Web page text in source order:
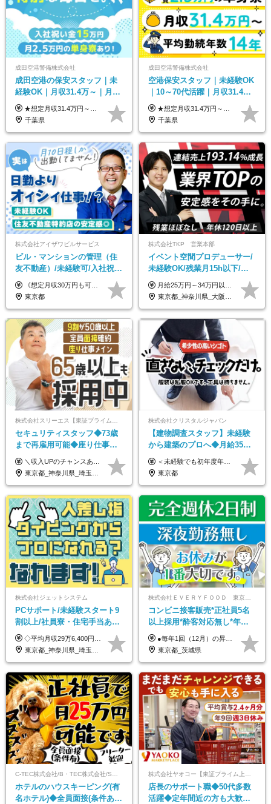
成田空港警備株式会社
成田空港の保安スタッフ｜未
経験OK｜月収31.4万～｜月
2.5万の単身寮｜住宅手当&家
族手当｜入社祝い金15万
★想定月収31.4万円～＋賞与年2回（59万円以上） ★入社お祝い金15万円支給 ★水道+光熱費無料の家賃がリーズナブルな社員寮(単身寮)あり！ ★住宅手当&家族手当あり 月給24万5000円以上(基本給21万1000円＋業務別手当35,000円)＋賞与年2回（賞与支給額：59万円以上を想定）＋残業代全額 ※みなし残業なし！残業代は全額支給します。 ※資格手当・深夜手当など、様々な手当をご用意しています。 ※入社お祝い金は１か月経過後、3ヶ月経過後、6ヶ月経過後に各5万円ずつ給与に加算して支給いたします。 ※指定の検定資格をお持ちの方には別途手当を支給します。入社後に取得した場合は給与に加算し支給します。 ・施設警備 1級7,000円 2級4,000円 ・交通誘導 1級7,000円 2級4,000円 ・雑踏警備 1級7,000円 2級4,000円 など
千葉県
成田空港警備株式会社
空港保安スタッフ｜未経験OK
｜10～70代活躍｜月収31.4万
&賞与年2回｜家族・住宅手当
｜光熱費0円の単身寮
★想定月収31.4万円～＋賞与年2回（59万円以上） ★入社お祝い金15万円支給 ★水道+光熱費無料の家賃がリーズナブルな社員寮(単身寮)あり！ 月給24万5000円以上(基本給21万1000円＋業務別手当35,000円)＋賞与年2回（賞与支給額：59万円以上を想定）＋残業代全額 ※みなし残業なし！残業代は全額支給します。 ※資格手当・深夜手当など、様々な手当をご用意しています。 ※入社お祝い金は１か月経過後、3ヶ月経過後、6ヶ月経過後に各5万円ずつ給与に加算して支給いたします。 ※指定の検定資格をお持ちの方には別途手当を支給します。入社後に取得した場合は給与に加算し支給します。 ・施設警備 1級7,000円 2級4,000円 ・交通誘導 1級7,000円 2級4,000円 ・雑踏警備 1級7,000円 2級4,000円 など
千葉県
株式会社アイザワビルサービス
ビル・マンションの管理（住
友不動産）/未経験可/入社祝い
金10万円/月収30万円可/40～
50代活躍/S102
《想定月収30万円も可能！/想定年収380万円》 ■月給24万5000円以上＋賞与年2回(2カ月/2025年実績)＋時間外手当＋資格手当＋役職手当＋交通費 ………… ≪昇給、賞与、および各種諸手当について≫ ◇入社お祝い金（10万円 ※3カ月精勤後支給） ◇昇給/年1回 ◇賞与/年2回(2カ月/2025年実績) ◇時間外手当 ◇資格手当 └・ビル設備管理技能士1級（1万円/月） ・ビル設備管理技能士2級（5000円/月） ・建築物環境衛生管理技術者（1万円/月） ・防火管理技能者（3000円/月） ・消防設備士乙4類（3000円/月） 他 ◇役職手当 └・班長/サブリーダー/リーダー（5000円～2万円/月） ◇物件手当（最大2万円 ※物件により異なる） ◇退職金あり ※経験・年齢・能力を考慮した上、当社規定により優遇いたします。 ※3カ月の試用期間あり。その間の給与や福利厚生に差異はありません。 《モデル年収》 ・入社1年/35歳：年収380万円 ・入社3年/38歳：年収400万円
東京都
株式会社TKP 営業本部
イベント空間プロデューサー/
未経験OK/残業月15h以下/豊
富な福利厚生/全国募集/平均有
給取得日数14.9日
月給25万円～34万円以上＋各種手当＋残業代＋賞与年2回（昨年度2～4ヶ月分） 初年度想定年収：350万円～ ＜クラス・経験別の月給目安＞ ■メンバークラス：月給25万円以上 ■店長やSVなどのマネジメント経験者：月給30万円～スタート可 ■リーダークラス：月給34万円以上 ※月給は配属エリア・経験・能力を考慮して決定します（前職の経験・収入をお聞かせください）。 ※上記にはみなし残業手当20～30時間分（メンバー：3万1134円以上、経験5年以上：5万2448円以上、リーダー：5万9441円以上）を含みます。 ※超過分は別途支給いたします。
東京都_神奈川県_大阪府_愛知県_北海道_宮城県_静岡県_京都府_広島県_福岡県
株式会社スリーエス【東証プライム上場グループ】
セキュリティスタッフ◆73歳
まで再雇用可能◆座り仕事中
心◆東証プライム上場G◆応
募者全員面接◆賞与年2回
＼収入UPのチャンスあり◎昇給も可能です！／ ◆正社員 月給(地域による）＋グレード手当、深夜手当、残業代（全額支給）等の各種手当＋賞与年2回 ＜東京都／神奈川県（横浜市）＞ 月給21万4000円～27万円 ＜埼玉県／千葉県＞ 月給19万90000円～25万1000円 ＜栃木県／茨城県／山梨県＞ 月給18万4000円～23万6000円 【試用期間】 正社員：3ヵ月 アルバイト：なし ※試用期間と本採用後の給与・待遇に差異はありません ※グレード手当、深夜手当の詳細額は面接にてご案内させていただきます ※正社員は60歳定年のため、60代の方は嘱託社員での採用です。給与条件は嘱託給与となり、退職金と賞与がありません ＼正社員は「グレード認定制」という評価あり！制度勤続年数等に応じて入社時から手当を支給／ ◆グレードI：＋2000円（入社時～） ◆グレードII：＋5000円（在籍1年以上＆当社基準に当てはまる方） ◆グレードIII：＋1万円（社内試験の合格者） ◆アルバイト・パート 東京都:時給1226円 神奈川県:時給1225円 千葉県：時給1140円 埼玉県:時給1141円 栃木県:1068円 茨城県:1074円 山梨県:1052円
東京都_神奈川県_埼玉県_千葉県_茨城県_栃木県_山梨県
株式会社クリスタルジャパン
【建物調査スタッフ】未経験
から建築のプロへ◆月給35万
円～＋賞与年2回◆官公庁・
UR直取引◆残業月10h
＜未経験でも初年度年収490万円～＞ ◆月給35万円～65万円＋賞与年2回（7月・12月） 【なぜ未経験に35万円を払えるのか】 UR都市機構様・日本郵政様・官公庁との直取引で中間マージンがなく、修繕・緊急対応だけで年4,000～5,000件。仕事が途切れない基盤があるため、調査を担う人材に相応の給与を支払えます。 【昇給について】 年齢や社歴ではなく、成長と貢献に応じて昇給する仕組みです。1回の昇給で年収100万円UPした社員もいます。 ※経験・スキルに応じて加給・優遇いたします ※試用期間3ヶ月（その間の給与・待遇に差異はありません） ※上記月給には、固定残業代（月45時間分／8.8万円～16.5万円）を含みます。超過分は別途全額支給します ※実際の残業は月平均10時間程度です。固定残業代は残業の有無にかかわらず全額支給します 【固定残業代について】 固定残業45時間分（88,000円～165,000円）を含む ※超過分は別途全額支給
東京都
株式会社ジェットシステム
PCサポート/未経験スタート9
割以上/社員寮・住宅手当あり/
正社員デビューOK/20代～30
代活躍中/全国募集
◇平均月収29万6,400円(各種手当含む) ◇住宅手当⇒最大家賃の半額支給 ◇賞与年2回支給 ■月給22万5,000円以上＋地域手当＋時間外手当＋住宅手当＋家族手当 ※経験やスキルに応じて給与を決定します ※試用期間2ヶ月あり（期間内は時給1,060円以上となります） └地域により上がる可能性があり／例：東京都時給1,370円 └その他待遇に差異なし ＜モデル月収例＞ 1年目：296,400円 3年目：320,000円 【固定残業代について】 なし（残業代は、実際の労働時間に応じて別途全額支給）
東京都_神奈川県_埼玉県_千葉県_大阪府_愛知県_北海道_青森県_岩手県_宮城県_秋田県_山形県_福島県_茨城県_群馬県_新潟県_山梨県_長野県_富山県_石川県_静岡県_岐阜県_三重県_兵庫県_京都府_滋賀県_奈良県_和歌山県_広島県_岡山県_鳥取県_島根県_山口県_徳島県_香川県_愛媛県_高知県_福岡県_熊本県_佐賀県_長崎県_大分県_宮崎県_沖縄県
コンビニ接客販売*正社員5名
以上採用*酔客対応無し*年休
120日～*創業59年の安定基盤*
コンビニ経験者優遇
●毎年1回（12月）の昇給で給与にしっかり反映！ ●賞与年2回あり（6月・12月） 月給26万円＋賞与年2回＋交通費全額支給 役職の有無にかかわらず、日々の頑張りは正当に評価します！ リーダー・店長昇格後は等級に合わせて給与UP＋役職手当があるので、 納得感を持って働くことができます◎ ※経験・スキルを考慮の上、決定します ※上記金額には固定残業代（21時間分・3万7300円以上）を含みます。超過分は別途全額支給します ※試用期間3ヶ月間あり（期間中の給与・待遇に差異はありません）
東京都_茨城県
ホテルのハウスキーピング(有
名ホテル)◆全員面接(条件あ
店長のサポート職◆50代多数
活躍◆定年間近の方も大歓